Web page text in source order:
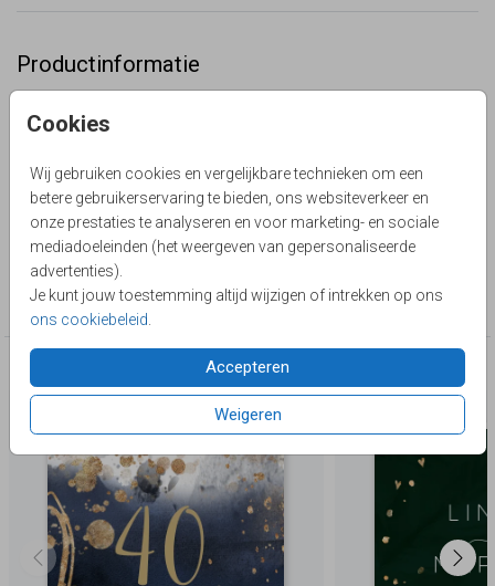
Cookies
Wij gebruiken cookies en vergelijkbare technieken om een
betere gebruikerservaring te bieden, ons websiteverkeer en
onze prestaties te analyseren en voor marketing- en sociale
mediadoeleinden (het weergeven van gepersonaliseerde
advertenties).
Je kunt jouw toestemming altijd wijzigen of intrekken op ons
ons cookiebeleid
Accepteren
Weigeren
Productinformatie
Prachtige uitnodiging voor jullie 40 jarig huwelijksfeest.
er zijn nog veel meer blaadjes en kransen in onze
beeldbank. Probeer het uit!
Lievez
Collectie
40 jaar getrouwd
Deze producten zijn wellicht ook iets voor je